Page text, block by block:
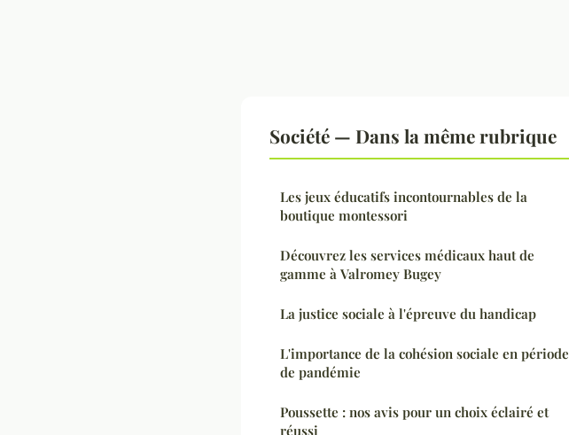
Société — Dans la même rubrique
Les jeux éducatifs incontournables de la
boutique montessori
Découvrez les services médicaux haut de
gamme à Valromey Bugey
La justice sociale à l'épreuve du handicap
L'importance de la cohésion sociale en période
de pandémie
Poussette : nos avis pour un choix éclairé et
réussi